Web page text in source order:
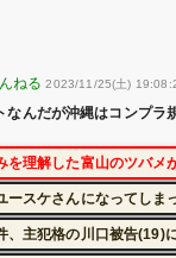
2023/11/25(土)
なんだが沖縄はコンプラ
を理解した富山のツバメ
ースケさんになってし
、主犯格の川口被告(19)